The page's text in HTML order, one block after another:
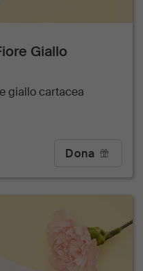
Giallo
giallo cartacea
Dona